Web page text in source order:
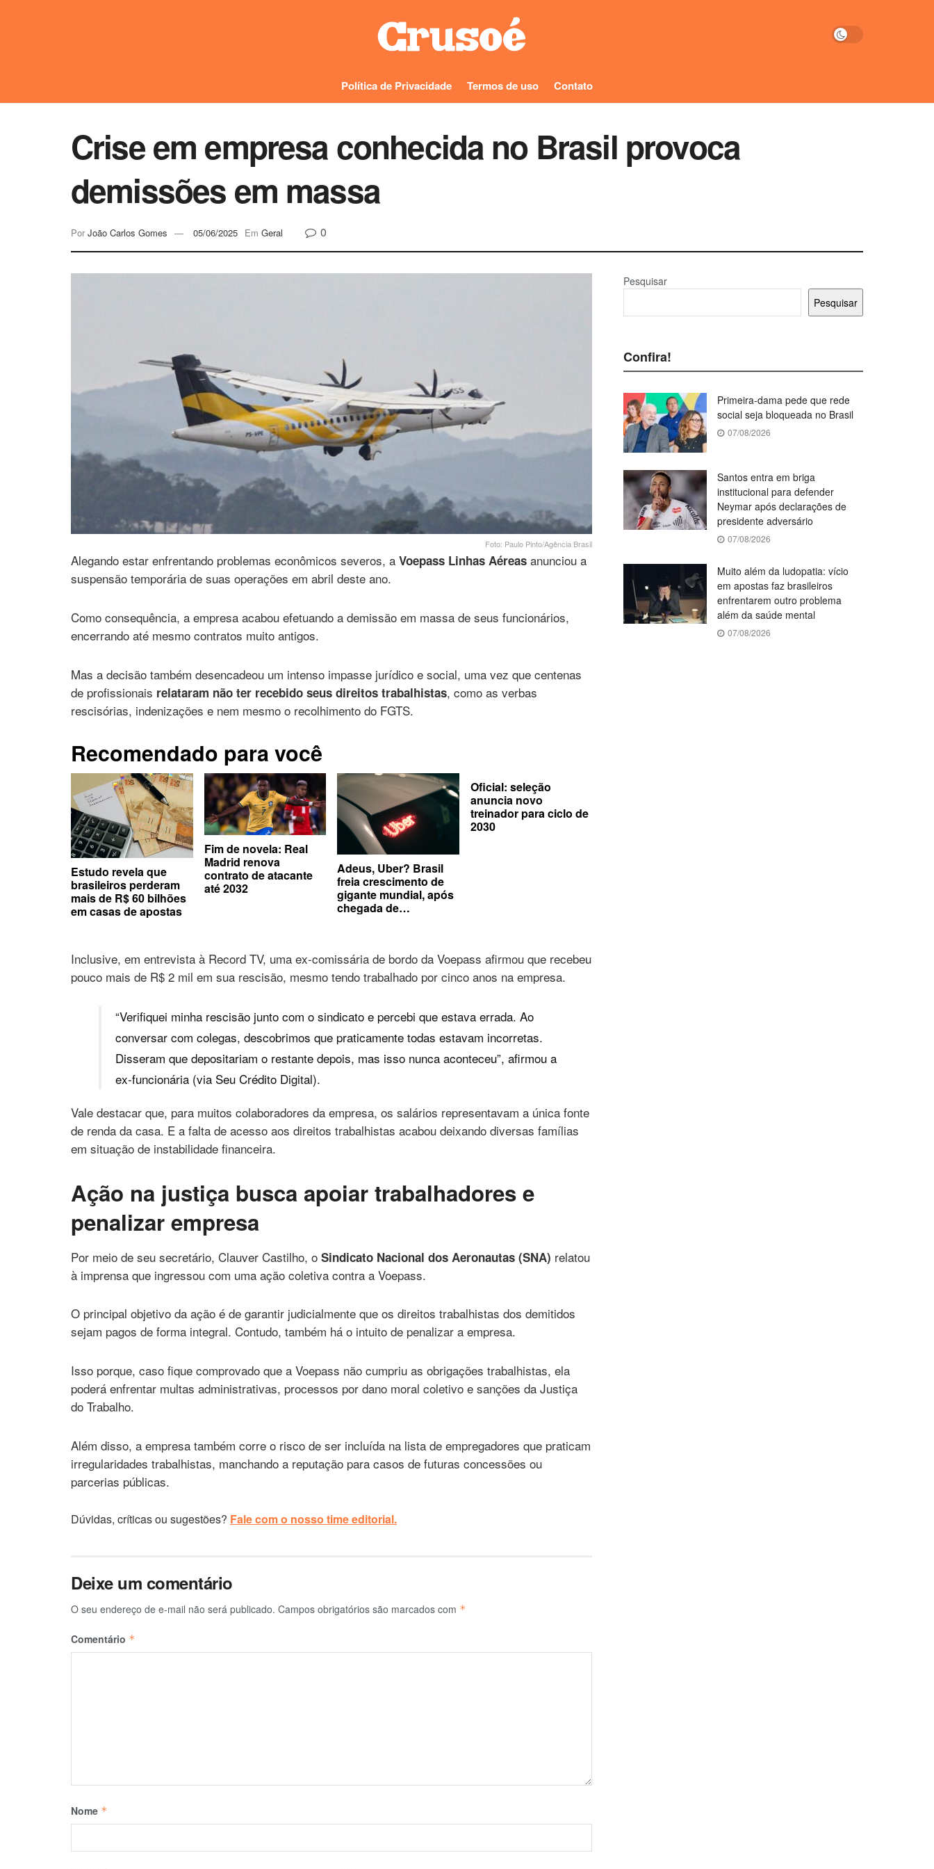
Política de Privacidade Termos de uso Contato
Crise em empresa conhecida no Brasil provoca
demissões em massa
Por João Carlos Gomes 05/06/2025 Em Geral 0
Foto: Paulo Pinto/Agência Brasil
Alegando estar enfrentando problemas econômicos severos, a Voepass Linhas Aéreas anunciou a
suspensão temporária de suas operações em abril deste ano.
Como consequência, a empresa acabou efetuando a demissão em massa de seus funcionários,
encerrando até mesmo contratos muito antigos.
Mas a decisão também desencadeou um intenso impasse jurídico e social, uma vez que centenas
de profissionais relataram não ter recebido seus direitos trabalhistas, como as verbas
rescisórias, indenizações e nem mesmo o recolhimento do FGTS.
Recomendado para você
Estudo revela que
brasileiros perderam
mais de R$ 60 bilhões
em casas de apostas
Fim de novela: Real
Madrid renova
contrato de atacante
até 2032
Adeus, Uber? Brasil
freia crescimento de
gigante mundial, após
chegada de
Oficial: seleção
anuncia novo
treinador para ciclo de
2030
Inclusive, em entrevista à Record TV, uma ex-comissária de bordo da Voepass afirmou que recebeu
pouco mais de R$ 2 mil em sua rescisão, mesmo tendo trabalhado por cinco anos na empresa.
“Verifiquei minha rescisão junto com o sindicato e percebi que estava errada. Ao
conversar com colegas, descobrimos que praticamente todas estavam incorretas.
Disseram que depositariam o restante depois, mas isso nunca aconteceu”, afirmou a
ex-funcionária (via Seu Crédito Digital).
Vale destacar que, para muitos colaboradores da empresa, os salários representavam a única fonte
de renda da casa. E a falta de acesso aos direitos trabalhistas acabou deixando diversas famílias
em situação de instabilidade financeira.
Ação na justiça busca apoiar trabalhadores e
penalizar empresa
Por meio de seu secretário, Clauver Castilho, o Sindicato Nacional dos Aeronautas (SNA) relatou
à imprensa que ingressou com uma ação coletiva contra a Voepass.
O principal objetivo da ação é de garantir judicialmente que os direitos trabalhistas dos demitidos
sejam pagos de forma integral. Contudo, também há o intuito de penalizar a empresa.
Isso porque, caso fique comprovado que a Voepass não cumpriu as obrigações trabalhistas, ela
poderá enfrentar multas administrativas, processos por dano moral coletivo e sanções da Justiça
do Trabalho.
Além disso, a empresa também corre o risco de ser incluída na lista de empregadores que praticam
irregularidades trabalhistas, manchando a reputação para casos de futuras concessões ou
parcerias públicas.
Dúvidas, críticas ou sugestões? Fale com o nosso time editorial.
Deixe um comentário
O seu endereço de e-mail não será publicado. Campos obrigatórios são marcados com *
Comentário *
Nome *
Pesquisar
Pesquisar
Confira!
Primeira-dama pede que rede
social seja bloqueada no Brasil
07/08/2026
Santos entra em briga
institucional para defender
Neymar após declarações de
presidente adversário
07/08/2026
Muito além da ludopatia: vício
em apostas faz brasileiros
enfrentarem outro problema
além da saúde mental
07/08/2026